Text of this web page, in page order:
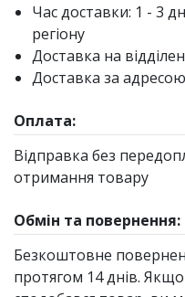
Час доставки: 1 - 3
регіону
Доставка на
Доставка за
Оплата:
Відправка без
отримання товару
Обмін та повернення:
Безкоштовне
протягом 14 днів.